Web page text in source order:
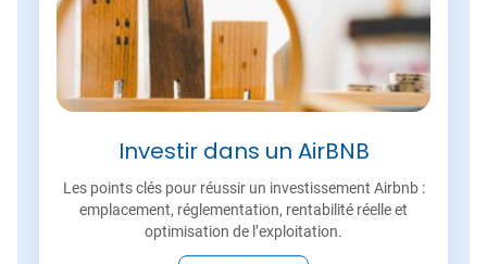
Investir dans un AirBNB
Les points clés pour réussir un investissement Airbnb :
emplacement, réglementation, rentabilité réelle et
optimisation de l’exploitation.